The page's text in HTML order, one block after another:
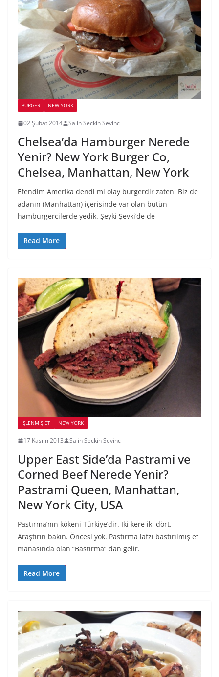
BURGER NEW YORK
02 Şubat 2014 Salih Seckin Sevinc
Chelsea’da Hamburger Nerede
Yenir? New York Burger Co,
Chelsea, Manhattan, New York
Efendim Amerika dendi mi olay burgerdir zaten. Biz de
adanın (Manhattan) içerisinde var olan bütün
hamburgercilerde yedik. Şeyki Şevki‘de de
Read More
İŞLENMIŞ ET NEW YORK
17 Kasım 2013 Salih Seckin Sevinc
Upper East Side’da Pastrami ve
Corned Beef Nerede Yenir?
Pastrami Queen, Manhattan,
New York City, USA
Pastırma’nın kökeni Türkiye’dir. İki kere iki dört.
Araştırın bakın. Öncesi yok. Pastırma lafzı bastırılmış et
manasında olan “Bastırma” dan gelir.
Read More